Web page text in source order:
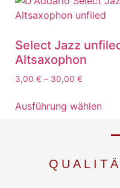
Select Jazz
Altsaxophon
3,00 € – 30,00 €
Ausführung wählen